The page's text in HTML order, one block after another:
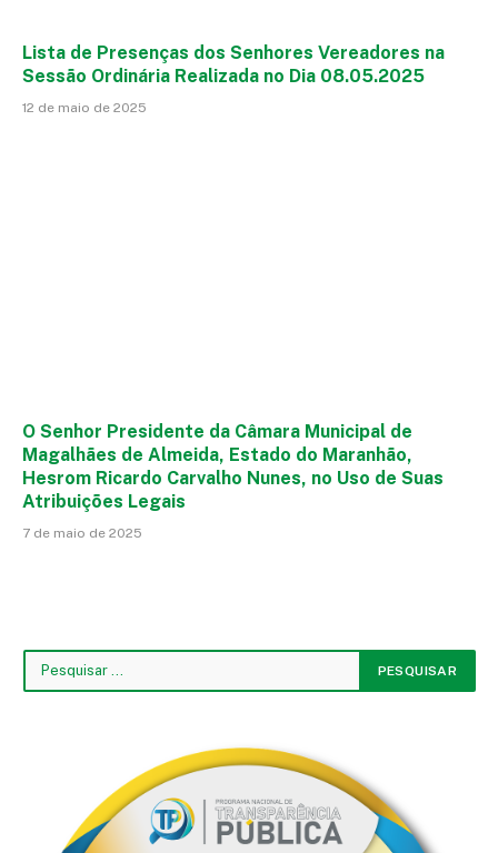
Lista de Presenças dos Senhores Vereadores na
Sessão Ordinária Realizada no Dia 08.05.2025
12 de maio de 2025
O Senhor Presidente da Câmara Municipal de
Magalhães de Almeida, Estado do Maranhão,
Hesrom Ricardo Carvalho Nunes, no Uso de Suas
Atribuições Legais
7 de maio de 2025